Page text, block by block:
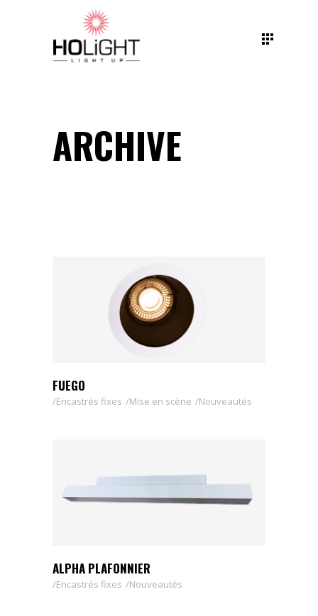
ARCHIVE
FUEGO
Encastrés fixes Mise en scène Nouveautés
ALPHA PLAFONNIER
Encastrés fixes Nouveautés